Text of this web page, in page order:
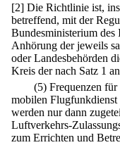
[2] Die Richtlinie ist,
betreffend, mit der
Bundesministerium
Anhörung der jeweils
oder Landesbehörden
Kreis der nach Satz 1
(5) Frequenzen
mobilen Flugfunkdienst
werden nur dann
Luftverkehrs-
zum Errichten und